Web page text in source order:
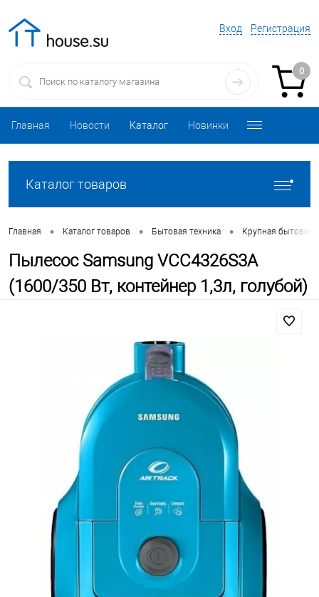
Вход Регистрация
0
Главная Новости Каталог Новинки
Каталог товаров
Главная • Каталог товаров • Бытовая техника • Крупная бытовая
Пылесос Samsung VCC4326S3A
(1600/350 Вт, контейнер 1,3л, голубой)